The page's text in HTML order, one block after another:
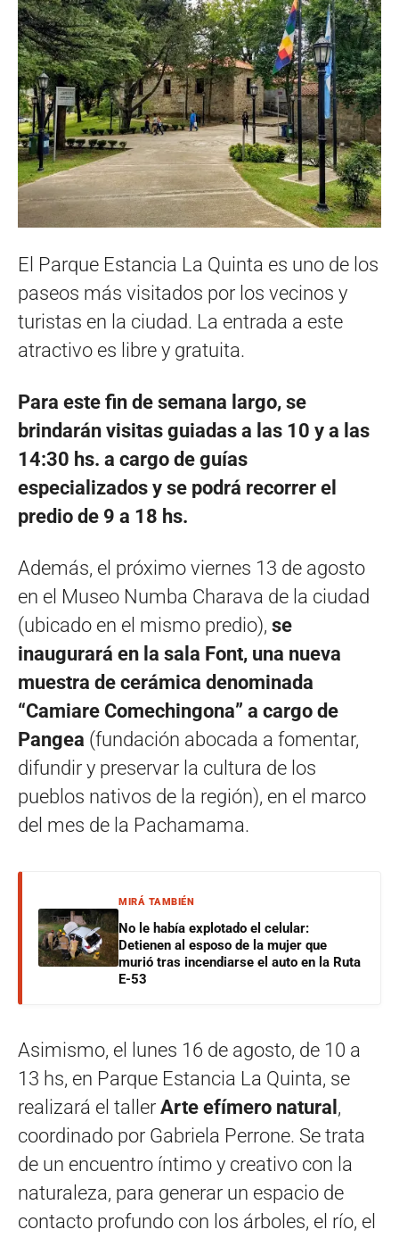
El Parque Estancia La Quinta es uno de los
paseos más visitados por los vecinos y
turistas en la ciudad. La entrada a este
atractivo es libre y gratuita.
Para este fin de semana largo, se
brindarán visitas guiadas a las 10 y a las
14:30 hs. a cargo de guías
especializados y se podrá recorrer el
predio de 9 a 18 hs.
Además, el próximo viernes 13 de agosto
en el Museo Numba Charava de la ciudad
(ubicado en el mismo predio), se
inaugurará en la sala Font, una nueva
muestra de cerámica denominada
“Camiare Comechingona” a cargo de
Pangea (fundación abocada a fomentar,
difundir y preservar la cultura de los
pueblos nativos de la región), en el marco
del mes de la Pachamama.
MIRÁ TAMBIÉN
No le había explotado el celular:
Detienen al esposo de la mujer que
murió tras incendiarse el auto en la Ruta
E-53
Asimismo, el lunes 16 de agosto, de 10 a
13 hs, en Parque Estancia La Quinta, se
realizará el taller Arte efímero natural ,
coordinado por Gabriela Perrone. Se trata
de un encuentro íntimo y creativo con la
naturaleza, para generar un espacio de
contacto profundo con los árboles, el río, el